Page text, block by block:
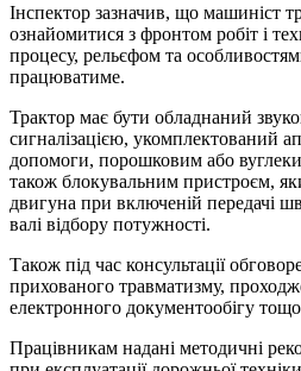
Інспектор зазначив, що машиніст
ознайомитися з фронтом робіт і
процесу, рельєфом та
працюватиме.
Трактор має бути обладнаний
сигналізацією, укомплектований
допомоги, порошковим або
також блокувальним пристроєм,
двигуна при включеній передачі
валі відбору потужності.
Також під час консультації
прихованого травматизму,
електронного документообігу
Працівникам надані методичні